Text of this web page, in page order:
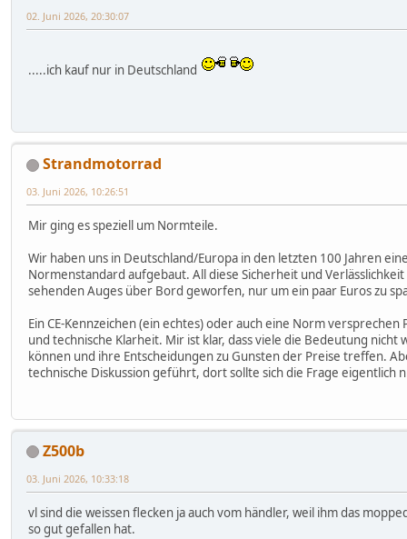
02. Juni 2026, 20:30:07
.....ich kauf nur in Deutschland
Strandmotorrad
03. Juni 2026, 10:26:51
Mir ging es speziell um Normteile.
Wir haben uns in Deutschland/Europa in den letzten 100 Jahren
Normenstandard aufgebaut. All diese Sicherheit und
sehenden Auges über Bord geworfen, nur um ein paar Euros zu
Ein CE-Kennzeichen (ein echtes) oder auch eine Norm
und technische Klarheit. Mir ist klar, dass viele die Bedeutung nicht
können und ihre Entscheidungen zu Gunsten der Preise treffen.
technische Diskussion geführt, dort sollte sich die Frage eigentlich
Z500b
03. Juni 2026, 10:33:18
vl sind die weissen flecken ja auch vom händler, weil ihm das
so gut gefallen hat.